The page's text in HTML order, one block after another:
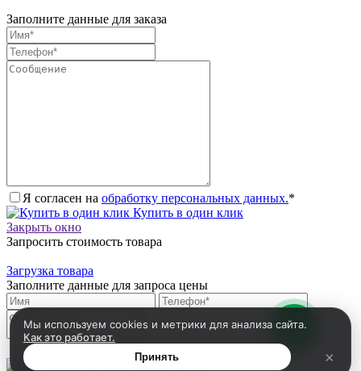
Заполните данные для заказа
Я согласен на обработку персональных данных.*
Купить в один клик
Закрыть окно
Запросить стоимость товара
Загрузка товара
Заполните данные для запроса цены
Я согласен на обработку персональных данных.*
Запросить цену
Мы используем cookies и метрики для анализа сайта.
Как это работает.
Принять ×